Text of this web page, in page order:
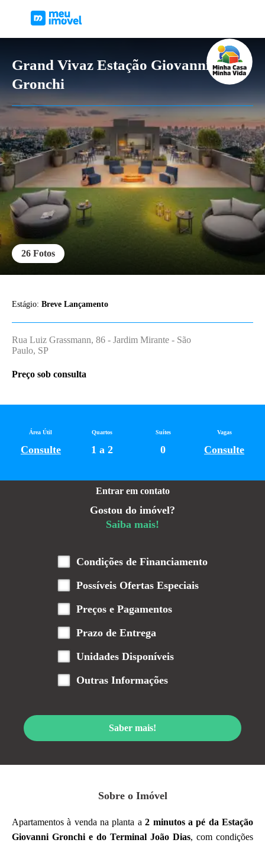
Grand Vivaz Estação Giovanni
Gronchi
26 Fotos
Sobre o Imóvel
Apartamentos à venda na planta a2 minutos a pé da Estação
Giovanni Gronchi e do Terminal João Dias, com condições
Entrar em contato
Gostou do imóvel?
Saiba mais!
Condições de Financiamento
Possíveis Ofertas Especiais
Preços e Pagamentos
Prazo de Entrega
Unidades Disponíveis
Outras Informações
Saber mais!
Área Útil
Consulte
Quartos
1 a 2
Suítes
0
Vagas
Consulte
Estágio: Breve Lançamento
Rua Luiz Grassmann, 86 - Jardim Mirante - São
Paulo, SP
Preço sob consulta